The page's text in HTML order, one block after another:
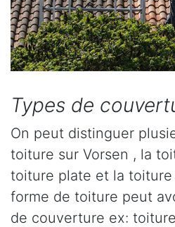
Types de
On peut distinguer
toiture sur Vorsen , la
toiture plate et la toiture
forme de toiture peut
de couverture ex: